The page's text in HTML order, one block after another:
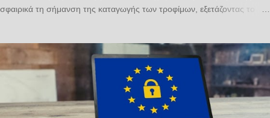
σφαιρικά τη σήμανση ​της καταγωγής των τροφίμων, εξετάζοντας το
προστασίας του καταναλωτή (Οδηγίες 2005/29 και 2006/114) και του
δικαίου διανοητικής ιδιοκτησίας (ΠΟΠ/ΠΓΕ, σήματα). Αναλύει τη
σήμανση της καταγωγής τόσο ως υποχρέωση όσο και ως δικαίωμα,
επιδιώκοντας να αναδείξει την αλληλεπίδραση των σχετικών
ρυθμίσεων, να εντοπίσει τυχόν αντινομίες και να προτείνει τη δέουσα